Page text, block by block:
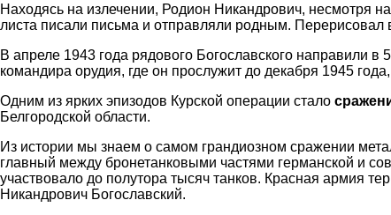
Находясь на излечении, Родион Никандрович, несмотря
листа писали письма и отправляли родным.
В апреле 1943 года рядового Богославского направили
командира орудия, где он прослужит до декабря 1945
Одним из ярких эпизодов Курской операции стало
Белгородской области.
Из истории мы знаем о самом грандиозном сражении
главный между бронетанковыми частями германской и
участвовало до полутора тысяч танков. Красная армия
Никандрович Богославский.